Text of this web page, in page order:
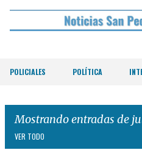
Ir al
POLICIALES POLÍTICA
Mostrando entradas de
VER TODO